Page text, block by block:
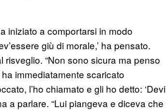
iniziato a comportarsi in modo
giù di morale,’ ha pensato.
risveglio. “Non sono sicura ma penso
immediatamente scaricato
l’ho chiamato e gli ho detto: ‘Devi
a parlare. “Lui piangeva e diceva che